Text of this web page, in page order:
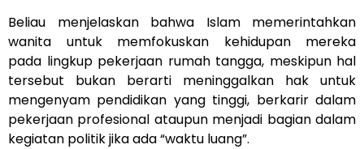
Beliau menjelaskan bahwa Islam memerintahkan
wanita untuk memfokuskan kehidupan mereka
pada lingkup pekerjaan rumah tangga, meskipun hal
tersebut bukan berarti meninggalkan hak untuk
mengenyam pendidikan yang tinggi, berkarir dalam
pekerjaan profesional ataupun menjadi bagian dalam
kegiatan politik jika ada “waktu luang”.